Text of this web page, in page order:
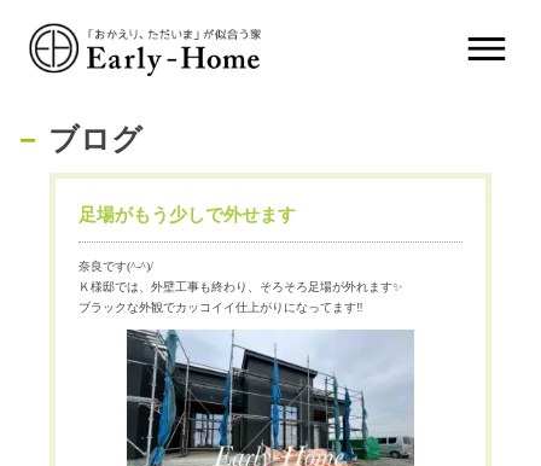
ブログ
足場がもう少しで外せます
奈良です(^-^)/
Ｋ様邸では、外壁工事も終わり、そろそろ足場が外れます✨
ブラックな外観でカッコイイ仕上がりになってます‼️